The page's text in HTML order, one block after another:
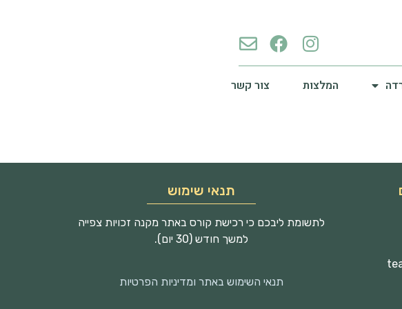
המלצות צור קשר
תנאי שימוש
לתשומת ליבכם כי רכישת קורס באתר מקנה זכויות צפייה
למשך חודש (30 יום).
תנאי השימוש באתר ומדיניות הפרטיות